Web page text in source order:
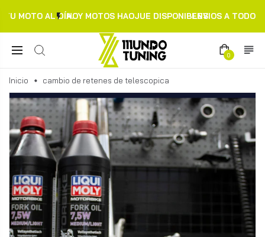
TU MOTO AL DÍA.HOY MOTOS HAOJUE DISPONIBLESENVIOS A TODO
0
Inicio cambio de retenes de telescopica